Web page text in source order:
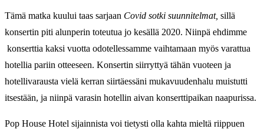
Tämä matka kuului taas sarjaan Covid sotki suunnitelmat, sillä
konsertin piti alunperin toteutua jo kesällä 2020. Niinpä ehdimme
konserttia kaksi vuotta odotellessamme vaihtamaan myös varattua
hotellia pariin otteeseen. Konsertin siirryttyä tähän vuoteen ja
hotellivarausta vielä kerran siirtäessäni mukavuudenhalu muistutti
itsestään, ja niinpä varasin hotellin aivan konserttipaikan naapurissa.
Pop House Hotel sijainnista voi tietysti olla kahta mieltä riippuen